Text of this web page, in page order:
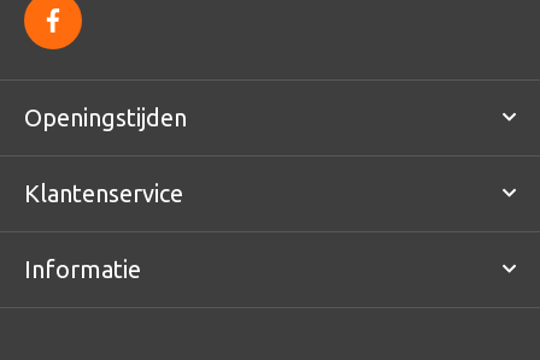
f
a
c
e
o
o
Openingstijden
Klantenservice
Informatie